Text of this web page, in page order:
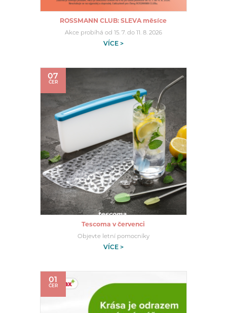
ROSSMANN CLUB: SLEVA měsíce
Akce probíhá od 15. 7. do 11. 8. 2026
VÍCE >
07
ČER
Tescoma v červenci
Objevte letní pomocníky
VÍCE >
01
ČER